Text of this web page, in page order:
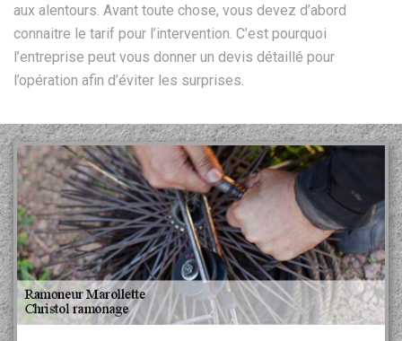
aux alentours. Avant toute chose, vous devez d’abord
connaitre le tarif pour l’intervention. C’est pourquoi
l’entreprise peut vous donner un devis détaillé pour
l’opération afin d’éviter les surprises.